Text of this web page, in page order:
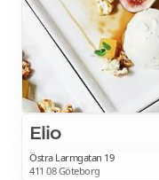
Blandade rätter
Kycklingsallad
med avokado,
dijonvinägrett
Reuben
Elio
Östra Larmgatan 19
411 08 Göteborg